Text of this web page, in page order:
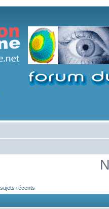
récents